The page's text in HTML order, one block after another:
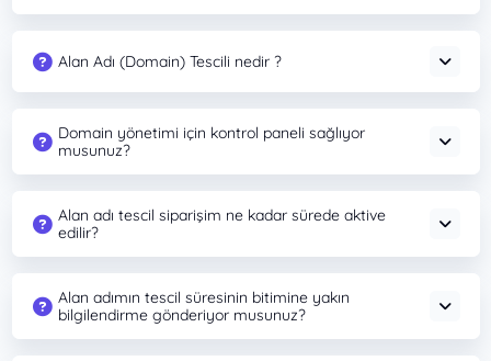
Alan Adı (Domain) Tescili nedir ?
Domain yönetimi için kontrol paneli sağlıyor
musunuz?
Alan adı tescil siparişim ne kadar sürede aktive
edilir?
Alan adımın tescil süresinin bitimine yakın
bilgilendirme gönderiyor musunuz?